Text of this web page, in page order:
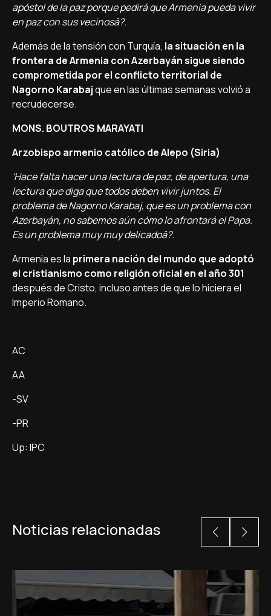
apóstol de la paz porque pedirá que Armenia pueda vivir
en paz con sus vecinosâ?.
Además de la tensión con Turquí­a, la situación en la
frontera de Armenia con Azerbayán sigue siendo
comprometida por el conflicto territorial de
Nagorno Karabajque en las últimas semanas volvió a
recrudecerse.
MONS. BOUTROS MARAYATI
Arzobispo armenio católico de Alepo (Siria)
'Hace falta hacer una lectura de paz, de apertura, una
lectura que diga que todos deben vivir juntos. El
problema de Nagorno Karabaj, que es un problema con
Azerbayán, no sabemos aún cómo lo afrontará el Papa.
Es un problema muy muy delicadoâ?.
Armenia es la primera nación del mundo que adoptó
el cristianismo como religión oficial en el año 301
después de Cristo, incluso antes de que lo hiciera el
Imperio Romano.
AC
AA
-SV
-PR
Up: IPC
Noticias relacionadas